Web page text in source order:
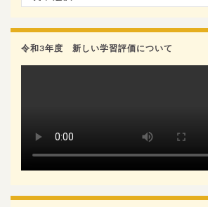
令和3年度 新しい学習評価について